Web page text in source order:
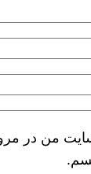
من در